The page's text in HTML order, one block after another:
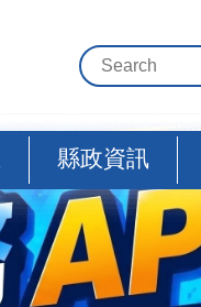
縣政資訊